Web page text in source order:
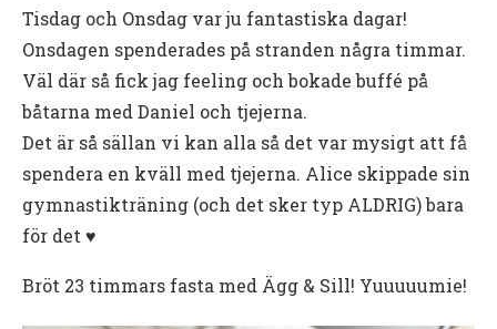
Tisdag och Onsdag var ju fantastiska dagar!
Onsdagen spenderades på stranden några timmar.
Väl där så fick jag feeling och bokade buffé på
båtarna med Daniel och tjejerna.
Det är så sällan vi kan alla så det var mysigt att få
spendera en kväll med tjejerna. Alice skippade sin
gymnastikträning (och det sker typ ALDRIG) bara
för det ♥️
Bröt 23 timmars fasta med Ägg & Sill! Yuuuuumie!